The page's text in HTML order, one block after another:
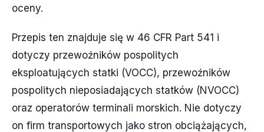
oceny.
Przepis ten znajduje się w 46 CFR Part 541 i
dotyczy przewoźników pospolitych
eksploatujących statki (VOCC), przewoźników
pospolitych nieposiadających statków (NVOCC)
oraz operatorów terminali morskich. Nie dotyczy
on firm transportowych jako stron obciążających,